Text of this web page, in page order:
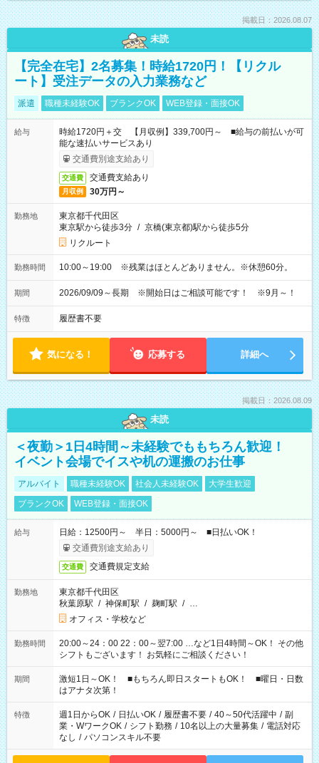
掲載日：2026.08.07
未読
【完全在宅】2名募集！時給1720円！【リクル
ート】受注データの入力業務など
派遣 職種未経験OK ブランクOK WEB登録・面接OK
給与
時給1720円＋交 【月収例】339,700円～ ■給与の前払いが可
能な速払いサービスあり
交通費別途支給あり
交通費 交通費支給あり
月収例 30万円～
勤務地
東京都千代田区
東京駅から徒歩3分 / 京橋(東京都)駅から徒歩5分
リクルート
勤務時間 10:00～19:00 ※残業はほとんどありません。※休憩60分。
期間 2026/09/09～長期 ※開始日はご相談可能です！ ※9月～！
特徴 履歴書不要
気になる！ 応募する 詳細へ
掲載日：2026.08.09
未読
＜夜勤＞1日4時間～未経験でももちろん歓迎！
イベント会場でイスや机の運搬のお仕事
アルバイト 職種未経験OK 社会人未経験OK
大学生歓迎
ブランクOK
WEB登録・面接OK
給与
日給：12500円～ 半日：5000円～ ■日払いOK！
交通費別途支給あり
交通費 交通費規定支給
勤務地
東京都千代田区
秋葉原駅 / 神保町駅 / 麹町駅 / …
オフィス・学校など
勤務時間
20:00～24：00 22：00～翌7:00 …など1日4時間～OK！ その他
シフトもございます！ お気軽にご相談ください！
期間
激短1日～OK！ ■もちろん即日スタートもOK！ ■曜日・日数
はアナタ次第！
特徴 週1日からOK / 日払いOK / 履歴書不要 / 40～50代活躍中 / 副
業・WワークOK / シフト勤務 / 10名以上の大量募集 / 電話対応
なし / パソコンスキル不要